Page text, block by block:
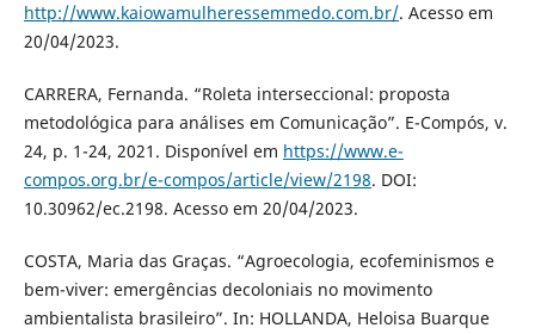
http://www.kaiowamulheressemmedo.com.br/. Acesso em
20/04/2023.
CARRERA, Fernanda. “Roleta interseccional: proposta
metodológica para análises em Comunicação”. E-Compós, v.
24, p. 1-24, 2021. Disponível em https://www.e-
compos.org.br/e-compos/article/view/2198. DOI:
10.30962/ec.2198. Acesso em 20/04/2023.
COSTA, Maria das Graças. “Agroecologia, ecofeminismos e
bem-viver: emergências decoloniais no movimento
ambientalista brasileiro”. In: HOLLANDA, Heloisa Buarque